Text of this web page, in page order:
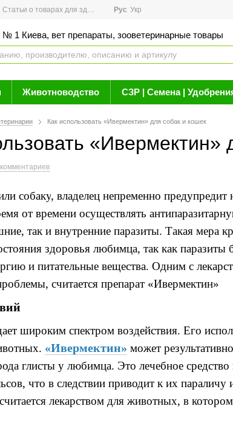
Статьи о товарах для здоровья Новости
Рус Укр
№ 1 Киева, вет препараты, зооветеринарные товары
Животноводство СЗР | Семена |
Как использовать «Ивермектин» для собак и кошек
«Ивермектин»
собаку, владелец непременно предупредит
от времени осуществлять
, так и внутренние паразиты. Такая мера
здоровья любимца, так какпаразиты
и питательные вещества. Одним с
, считается препарат «Ивермектин»
широким спектром воздействия. Его
. «Ивермектин» может
глисты у любимца. Это лечебное
что в следствии приводит к их параличу
считается лекарством для животных, в